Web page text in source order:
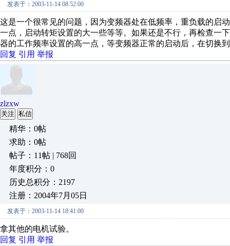
发表于：2003-11-14 08:52:00
这是一个很常见的问题，因为变频器处在低频率，重负载的启
一点，启动转矩设置的大一些等等。如果还是不行，再检查一
器的工作频率设置的高一点，等变频器正常的启动后，在切换
回复 引用 举报
zlzxw
关注 私信
精华：0帖
求助：0帖
帖子：11帖 | 768回
年度积分：0
历史总积分：2197
注册：2004年7月05日
发表于：2003-11-14 18:41:00
拿其他的电机试验。
回复 引用 举报